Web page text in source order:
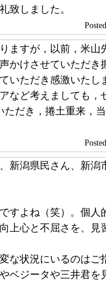
致しました。
ますが，以前，米山
かけさせていただき
いただき感激いたし
など考えましても，
ただき，捲土重来，
新潟県民さん、新潟
すよね（笑）。個人
上心と不屈さを、見
な状況にいるのはご
ベジータや三井君